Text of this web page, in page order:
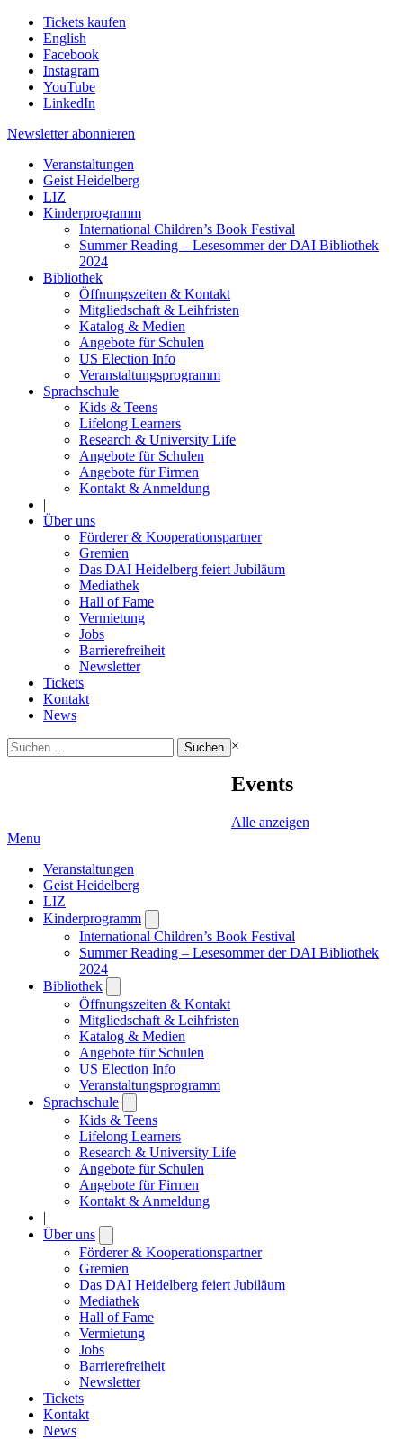
Tickets kaufen
English
Facebook
Instagram
YouTube
LinkedIn
Newsletter abonnieren
Veranstaltungen
Geist Heidelberg
LIZ
Kinderprogramm
International Children’s Book Festival
Summer Reading – Lesesommer der DAI Bibliothek
2024
Bibliothek
Öffnungszeiten & Kontakt
Mitgliedschaft & Leihfristen
Katalog & Medien
Angebote für Schulen
US Election Info
Veranstaltungsprogramm
Sprachschule
Kids & Teens
Lifelong Learners
Research & University Life
Angebote für Schulen
Angebote für Firmen
Kontakt & Anmeldung
|
Über uns
Förderer & Kooperationspartner
Gremien
Das DAI Heidelberg feiert Jubiläum
Mediathek
Hall of Fame
Vermietung
Jobs
Barrierefreiheit
Newsletter
Tickets
Kontakt
News
Suchen
nach:
×
Events
Alle anzeigen
Menu
Veranstaltungen
Geist Heidelberg
LIZ
Kinderprogramm
submenu
International Children’s Book Festival
Summer Reading – Lesesommer der DAI Bibliothek
2024
Bibliothek
submenu
Öffnungszeiten & Kontakt
Mitgliedschaft & Leihfristen
Katalog & Medien
Angebote für Schulen
US Election Info
Veranstaltungsprogramm
Sprachschule
submenu
Kids & Teens
Lifelong Learners
Research & University Life
Angebote für Schulen
Angebote für Firmen
Kontakt & Anmeldung
|
Über uns
submenu
Förderer & Kooperationspartner
Gremien
Das DAI Heidelberg feiert Jubiläum
Mediathek
Hall of Fame
Vermietung
Jobs
Barrierefreiheit
Newsletter
Tickets
Kontakt
News